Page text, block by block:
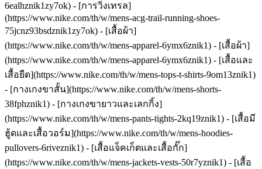
6ealhznik1zy7ok) - [การวิ่งเทรล]
(https://www.nike.com/th/w/mens-acg-trail-running-shoes-
75jcnz93bsdznik1zy7ok) - [เสื้อผ้า]
(https://www.nike.com/th/w/mens-apparel-6ymx6znik1) - [เสื้อผ้า]
(https://www.nike.com/th/w/mens-apparel-6ymx6znik1) - [เสื้อและ
เสื้อยืด](https://www.nike.com/th/w/mens-tops-t-shirts-9om13znik1)
- [กางเกงขาสั้น](https://www.nike.com/th/w/mens-shorts-
38fphznik1) - [กางเกงขายาวและเลกกิ้ง]
(https://www.nike.com/th/w/mens-pants-tights-2kq19znik1) - [เสื้อมี
ฮู้ดและเสื้อวอร์ม](https://www.nike.com/th/w/mens-hoodies-
pullovers-6riveznik1) - [เสื้อแจ็คเก็ตและเสื้อกั๊ก]
(https://www.nike.com/th/w/mens-jackets-vests-50r7yznik1) - [เสื้อ